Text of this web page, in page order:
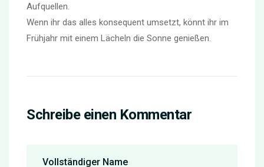
Aufquellen.
Wenn ihr das alles konsequent umsetzt, könnt ihr im
Frühjahr mit einem Lächeln die Sonne genießen.
Schreibe einen Kommentar